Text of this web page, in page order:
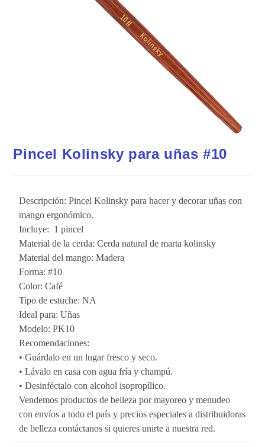
Pincel Kolinsky para uñas #10
Descripción: Pincel Kolinsky para hacer y decorar uñas con
mango ergonómico.
Incluye: 1 pincel
Material de la cerda: Cerda natural de marta kolinsky
Material del mango: Madera
Forma: #10
Color: Café
Tipo de estuche: NA
Ideal para: Uñas
Modelo: PK10
Recomendaciones:
• Guárdalo en un lugar fresco y seco.
• Lávalo en casa con agua fría y champú.
• Desinféctalo con alcohol isopropílico.
Vendemos productos de belleza por mayoreo y menudeo
con envíos a todo el país y precios especiales a distribuidoras
de belleza contáctanos si quieres unirte a nuestra red.